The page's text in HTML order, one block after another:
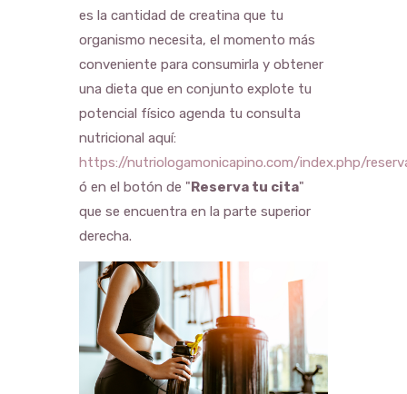
es la cantidad de creatina que tu
organismo necesita, el momento más
conveniente para consumirla y obtener
una dieta que en conjunto explote tu
potencial físico agenda tu consulta
nutricional aquí:
https://nutriologamonicapino.com/index.php/
ó en el botón de "Reserva tu cita"
que se encuentra en la parte superior
derecha.